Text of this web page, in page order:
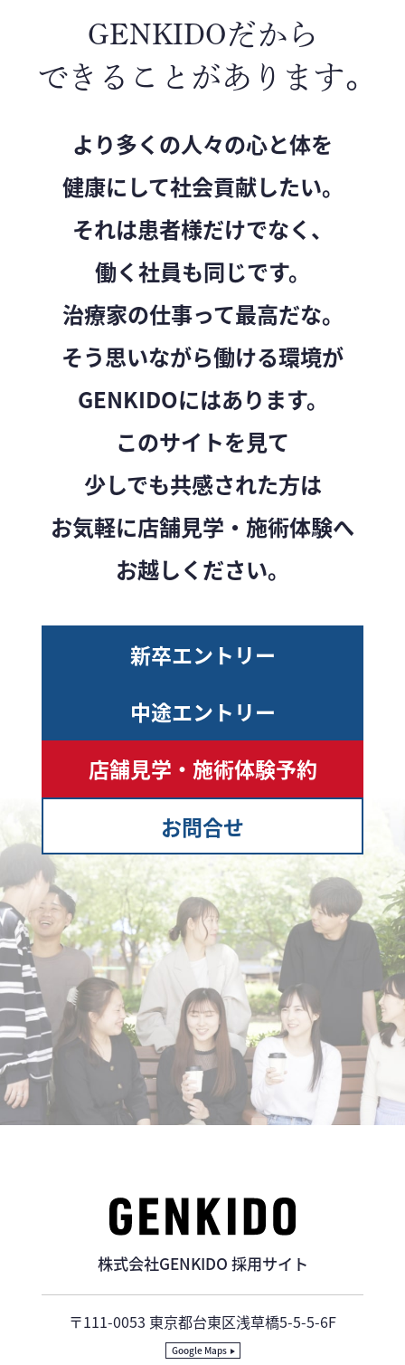
GENKIDOだから
できることがあります。
より多くの人々の心と体を
健康にして社会貢献したい。
それは患者様だけでなく、
働く社員も同じです。
治療家の仕事って最高だな。
そう思いながら働ける環境が
GENKIDOにはあります。
このサイトを見て
少しでも共感された方は
お気軽に店舗見学・施術体験へ
お越しください。
お問合せ
新卒エントリー
中途エントリー
店舗見学・施術体験予約
株式会社GENKIDO 採用サイト
〒111-0053 東京都台東区浅草橋5-5-5-6F
Google Maps